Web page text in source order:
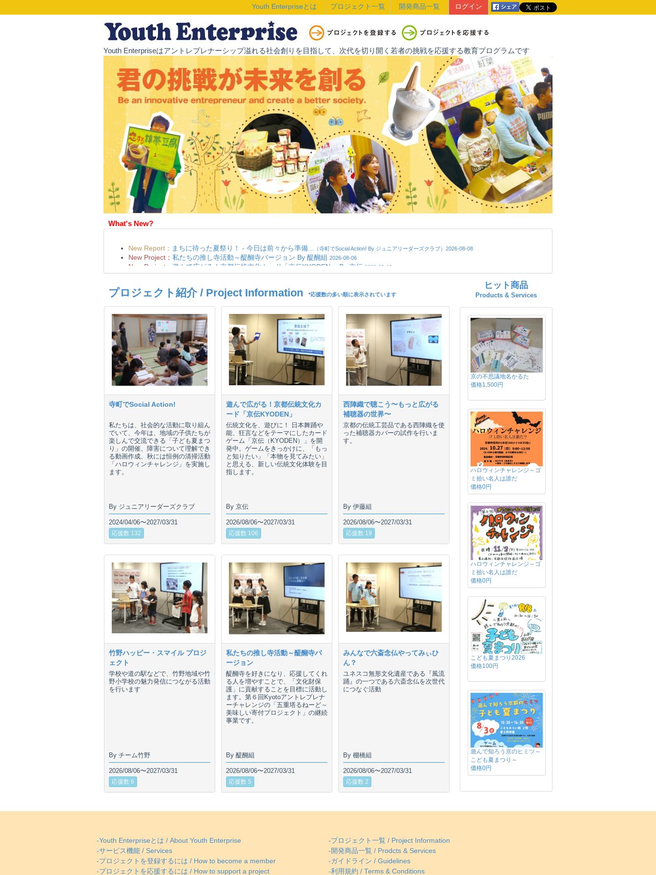
Youth Enterpriseとは プロジェクト一覧 開発商品一覧 ログイン
Youth Enterpriseはアントレプレナーシップ溢れる社会創りを目指して、次代を切り開く若者の挑戦を応援する教育プログラムです
What's New?
プロジェクト紹介 / Project Information *応援数の多い順に表示されています
寺町でSocial Action!
私たちは、社会的な活動に取り組ん
でいて、今年は、地域の子供たちが
楽しんで交流できる「子ども夏まつ
り」の開催、障害について理解でき
る動画作成、秋には恒例の清掃活動
「ハロウィンチャレンジ」を実施し
ます。
By ジュニアリーダーズクラブ
2024/04/06〜2027/03/31
応援数 132
遊んで広がる！京都伝統文化カ
ード「京伝KYODEN」
伝統文化を、遊びに！ 日本舞踊や
能、狂言などをテーマにしたカード
ゲーム「京伝（KYODEN）」を開
発中。ゲームをきっかけに、「もっ
と知りたい」「本物を見てみたい」
と思える、新しい伝統文化体験を目
指します。
By 京伝
2026/08/06〜2027/03/31
応援数 106
西陣織で聴こう〜もっと広がる
補聴器の世界〜
京都の伝統工芸品である西陣織を使
った補聴器カバーの試作を行いま
す。
By 伊藤組
2026/08/06〜2027/03/31
応援数 19
竹野ハッピー・スマイル プロジ
ェクト
学校や道の駅などで、竹野地域や竹
野小学校の魅力発信につながる活動
を行います
By チーム竹野
2026/08/06〜2027/03/31
応援数 6
私たちの推し寺活動～醍醐寺バ
ージョン
醍醐寺を好きになり、応援してくれ
る人を増やすことで、「文化財保
護」に貢献することを目標に活動し
ます。第６回Kyotoアントレプレナ
ーチャレンジの「五重塔るねーど～
美味しい寄付プロジェクト」の継続
事業です。
By 醍醐組
2026/08/06〜2027/03/31
応援数 5
みんなで六斎念仏やってみぃひ
ん？
ユネスコ無形文化遺産である『風流
踊』の一つである六斎念仏を次世代
につなぐ活動
By 棚橋組
2026/08/06〜2027/03/31
応援数 2
ヒット商品
Products & Services
京の不思議地名かるた
価格1,500円
ハロウィンチャレンジ～ゴ
ミ拾い名人は誰だ
価格0円
ハロウィンチャレンジ～ゴ
ミ拾い名人は誰だ
価格0円
こども夏まつり2026
価格100円
遊んで知ろう京のヒミツ～
こども夏まつり～
価格0円
-Youth Enterpriseとは / About Youth Enterprise
-プロジェクト一覧 / Project Information
-サービス機能 / Services
-開発商品一覧 / Prodcts & Services
-プロジェクトを登録するには / How to become a member
-ガイドライン / Guidelines
-プロジェクトを応援するには / How to support a project
-利用規約 / Terms & Conditions